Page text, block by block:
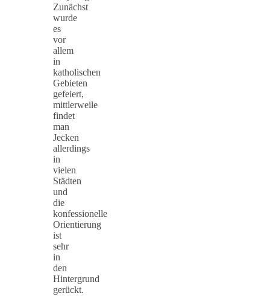
Zunächst
wurde
es
vor
allem
in
katholischen
Gebieten
gefeiert,
mittlerweile
findet
man
Jecken
allerdings
in
vielen
Städten
und
die
konfessionelle
Orientierung
ist
sehr
in
den
Hintergrund
gerückt.